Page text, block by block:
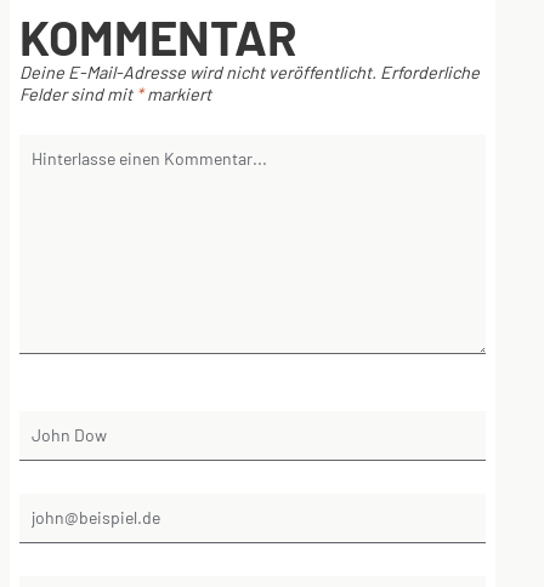
KOMMENTAR
Deine E-Mail-Adresse wird nicht veröffentlicht. Erforderliche
Felder sind mit *markiert